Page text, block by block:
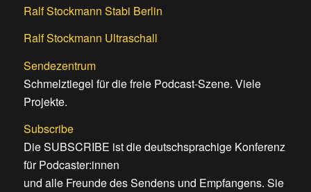
Ralf Stockmann Stabi Berlin
Ralf Stockmann Ultraschall
Sendezentrum
Schmelztiegel für die freie Podcast-Szene. Viele
Projekte.
Subscribe
Die SUBSCRIBE ist die deutschsprachige Konferenz
für Podcaster:innen
und alle Freunde des Sendens und Empfangens. Sie